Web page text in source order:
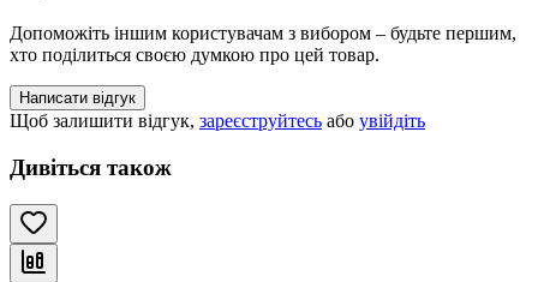
Допоможіть іншим користувачам з вибором – будьте першим,
хто поділиться своєю думкою про цей товар.
Написати відгук
Щоб залишити відгук, зареєструйтесь або увійдіть
Дивіться також